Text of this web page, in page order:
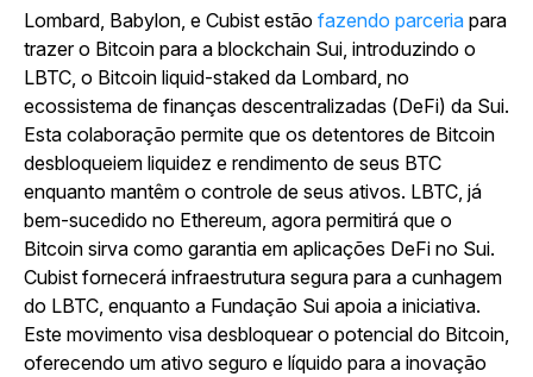
Lombard, Babylon, e Cubist estão fazendo parceria para
trazer o Bitcoin para a blockchain Sui, introduzindo o
LBTC, o Bitcoin liquid-staked da Lombard, no
ecossistema de finanças descentralizadas (DeFi) da Sui.
Esta colaboração permite que os detentores de Bitcoin
desbloqueiem liquidez e rendimento de seus BTC
enquanto mantêm o controle de seus ativos. LBTC, já
bem-sucedido no Ethereum, agora permitirá que o
Bitcoin sirva como garantia em aplicações DeFi no Sui.
Cubist fornecerá infraestrutura segura para a cunhagem
do LBTC, enquanto a Fundação Sui apoia a iniciativa.
Este movimento visa desbloquear o potencial do Bitcoin,
oferecendo um ativo seguro e líquido para a inovação